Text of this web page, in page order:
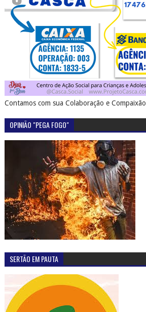
Contamos com sua Colaboração e Compaixão
OPINIÃO "PEGA FOGO"
SERTÃO EM PAUTA